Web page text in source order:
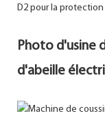
Photo d'usine
d'abeille